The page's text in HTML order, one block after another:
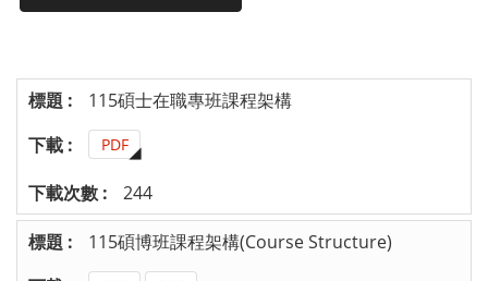
115碩士在職專班課程架構
PDF
244
115碩博班課程架構(Course Structure)